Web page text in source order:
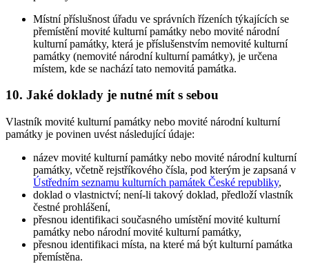
Místní příslušnost úřadu ve správních řízeních týkajících se
přemístění movité kulturní památky nebo movité národní
kulturní památky, která je příslušenstvím nemovité kulturní
památky (nemovité národní kulturní památky), je určena
místem, kde se nachází tato nemovitá památka.
10. Jaké doklady je nutné mít s sebou
Vlastník movité kulturní památky nebo movité národní kulturní
památky je povinen uvést následující údaje:
název movité kulturní památky nebo movité národní kulturní
památky, včetně rejstříkového čísla, pod kterým je zapsaná v
Ústředním seznamu kulturních památek České republiky,
doklad o vlastnictví; není-li takový doklad, předloží vlastník
čestné prohlášení,
přesnou identifikaci současného umístění movité kulturní
památky nebo národní movité kulturní památky,
přesnou identifikaci místa, na které má být kulturní památka
přemístěna.